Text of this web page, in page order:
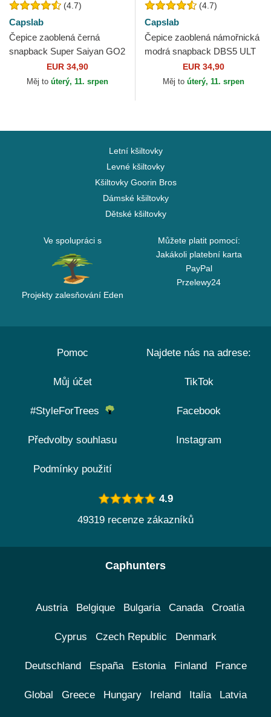
(4.7)
Capslab
Čepice zaoblená černá
snapback Super Saiyan GO2
Son Goku Dragon Ball
Capslab
EUR 34,90
Měj to úterý, 11. srpen
(4.7)
Capslab
Čepice zaoblená námořnická
modrá snapback DBS5 ULT
Son Goku Dragon Ball
Capslab
EUR 34,90
Měj to úterý, 11. srpen
Letní kšiltovky
Levné kšiltovky
Kšiltovky Goorin Bros
Dámské kšiltovky
Dětské kšiltovky
Ve spolupráci s
Projekty zalesňování Eden
Můžete platit pomocí:
Jakákoli platební karta
PayPal
Przelewy24
Pomoc
Můj účet
#StyleForTrees
Předvolby souhlasu
Podmínky použití
Najdete nás na adrese:
TikTok
Facebook
Instagram
4.9
49319 recenze zákazníků
Caphunters
Austria Belgique Bulgaria Canada Croatia
Cyprus Czech Republic Denmark
Deutschland España Estonia Finland France
Global Greece Hungary Ireland Italia Latvia